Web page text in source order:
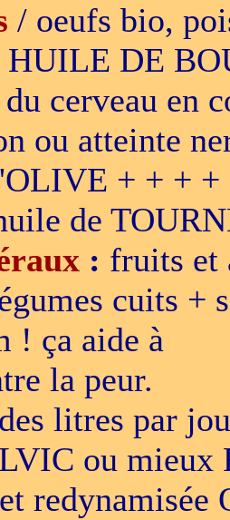
/ oeufs bio,
HUILE DE
cerveau en
ou atteinte
+ + + +
de
: fruits et
cuits +
! ça aide à
la peur.
litres par
ou mieux